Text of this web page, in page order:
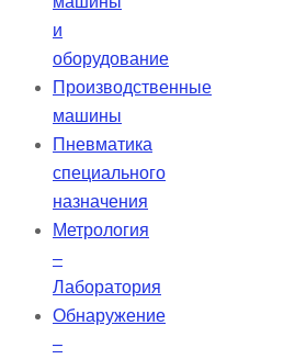
и
оборудование
Производственные
машины
Пневматика
специального
назначения
Метрология
–
Лаборатория
Обнаружение
–